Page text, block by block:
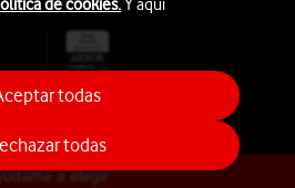
a elegir
de cookies.Y aquí
todas
todas